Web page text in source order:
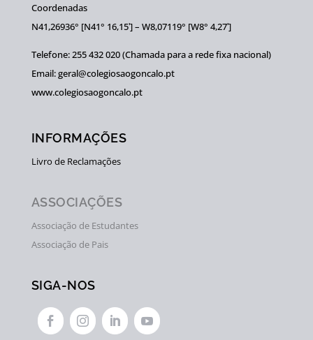
Coordenadas
N41,26936° [N41° 16,15ʹ] – W8,07119° [W8° 4,27ʹ]
Telefone: 255 432 020 (Chamada para a rede fixa nacional)
Email: geral@colegiosaogoncalo.pt
www.colegiosaogoncalo.pt
INFORMAÇÕES
Livro de Reclamações
ASSOCIAÇÕES
Associação de Estudantes
Associação de Pais
SIGA-NOS
   